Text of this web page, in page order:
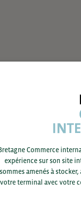
Commerce
expérience sur son site
sommes amenés à
votre terminal avec votre